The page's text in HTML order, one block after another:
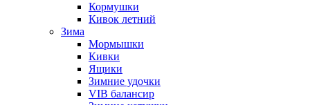
Кормушки
Кивок летний
Зима
Мормышки
Кивки
Ящики
Зимние удочки
VIB балансир